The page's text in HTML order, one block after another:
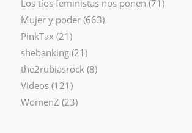
Los tíos feministas nos ponen (71)
Mujer y poder(663)
PinkTax (21)
shebanking(21)
the2rubiasrock (8)
Videos(121)
WomenZ (23)